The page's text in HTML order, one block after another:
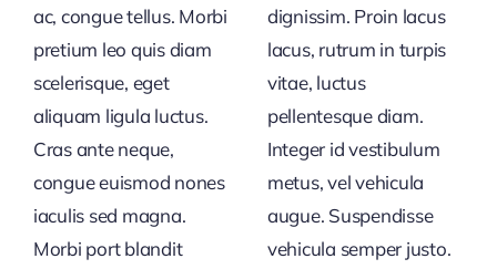
ac, congue tellus. Morbi
pretium leo quis diam
scelerisque, eget
aliquam ligula luctus.
Cras ante neque,
congue euismod nones
iaculis sed magna.
Morbi port blandit
dignissim. Proin lacus
lacus, rutrum in turpis
vitae, luctus
pellentesque diam.
Integer id vestibulum
metus, vel vehicula
augue. Suspendisse
vehicula semper justo.